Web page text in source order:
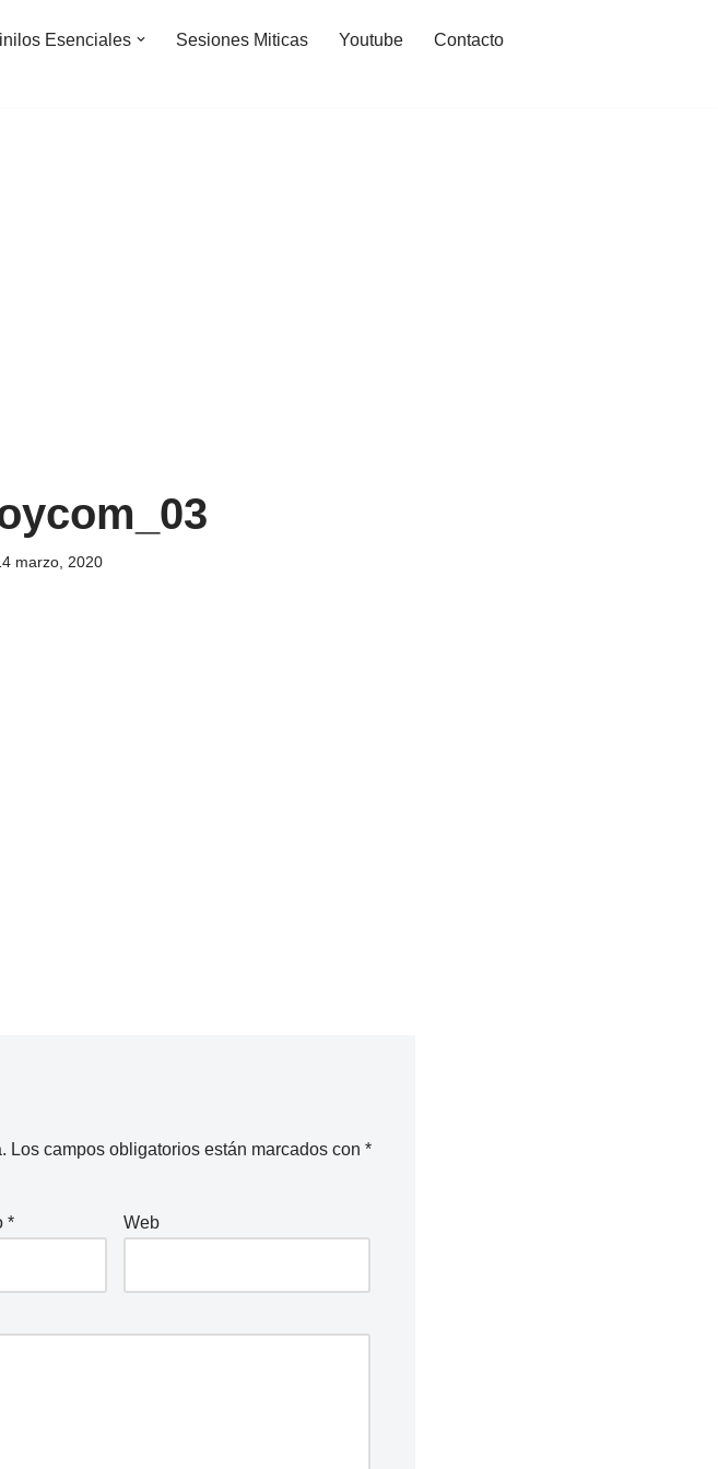
Esenciales Sesiones Miticas Youtube
Contacto
marzo, 2020
Los campos obligatorios están marcados con *
* Web